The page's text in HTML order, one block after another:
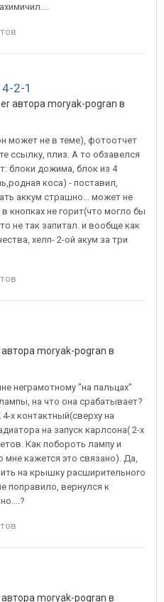
2-1
автора moryak-pogran в
может не в теме), фотоотчет
ссылку, плиз. А то обзавелся
блоки дожима, блок из 4
коса) - поставил,
аккум страшно... может не
кнопках не горит(что могло бы
не так запитал. и вообще как
хелп- 2-ой акум за три
автора moryak-pogran в
неграмотному "на пальцах"
на что она срабатывает?
х контактный(сверху на
на запуск карлсона( 2-х
Как побороть лампу и
мне кажется это связано). Да,
на крышку расширительного
поправило, вернулся к
автора moryak-pogran в